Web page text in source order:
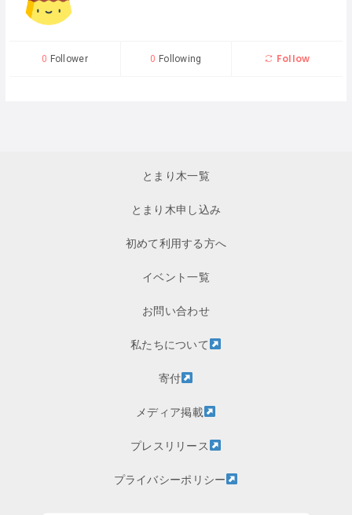
0 Follower 0 Following Follow
とまり木一覧
とまり木申し込み
初めて利用する方へ
イベント一覧
お問い合わせ
私たちについて
寄付
メディア掲載
プレスリリース
プライバシーポリシー